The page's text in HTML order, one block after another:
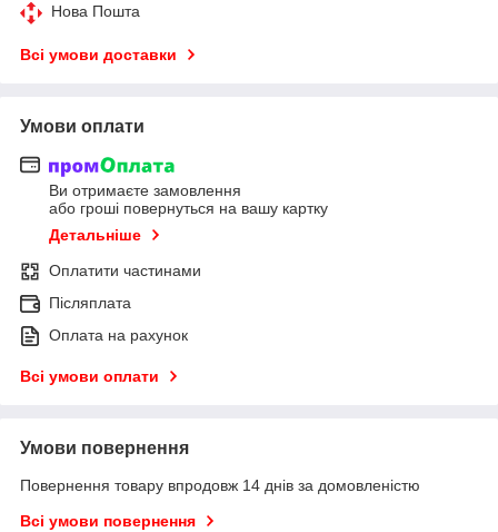
Нова Пошта
Всі умови доставки
Умови оплати
Ви отримаєте замовлення
або гроші повернуться на вашу картку
Детальніше
Оплатити частинами
Післяплата
Оплата на рахунок
Всі умови оплати
Умови повернення
Повернення товару впродовж 14 днів за домовленістю
Всі умови повернення